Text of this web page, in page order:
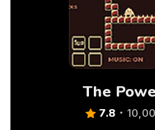
The
7.8